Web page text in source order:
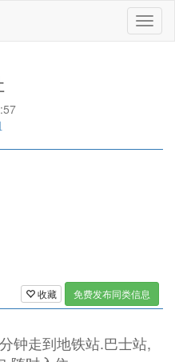
收藏 免费发布同类信息
钟走到地铁站.巴士站,